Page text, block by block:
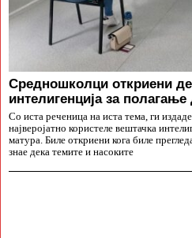
Средношколци откриени
интелигенција за
Со иста реченица на иста тема, ги
најверојатно користеле вештачка
матура. Биле откриени кога биле
знае дека темите и насоките